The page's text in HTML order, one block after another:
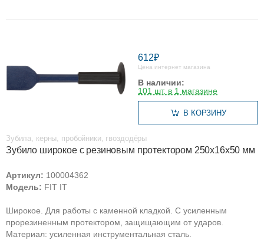
612₽
Цена интернет магазина
В наличии:
101 шт. в 1 магазине
В КОРЗИНУ
Зубила, керны, пробойники, гвоздодёры
Зубило широкое с резиновым протектором 250х16х50 мм
Артикул: 100004362
Модель: FIT IT
Широкое. Для работы с каменной кладкой. С усиленным
прорезиненным протектором, защищающим от ударов.
Материал: усиленная инструментальная сталь.